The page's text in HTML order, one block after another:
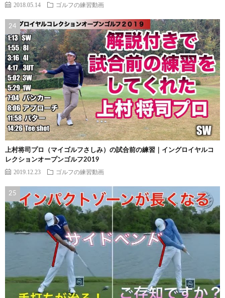
2018.05.14 ゴルフの練習動画
上村将司プロ（マイゴルフさしみ）の試合前の練習｜イングロイヤルコ
レクションオープンゴルフ2019
2019.12.23 ゴルフの練習動画